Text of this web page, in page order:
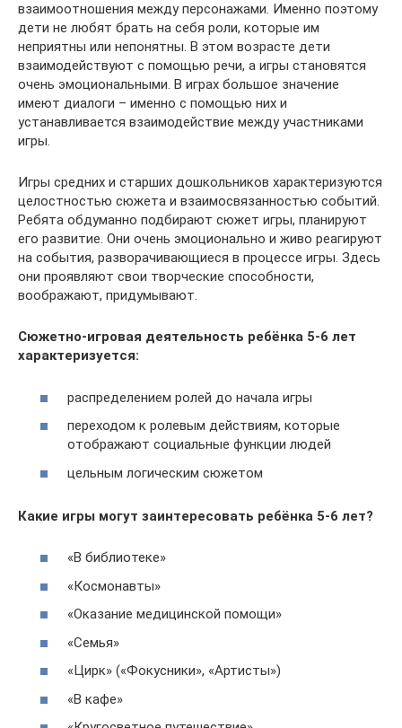
взаимоотношения между персонажами. Именно поэтому
дети не любят брать на себя роли, которые им
неприятны или непонятны. В этом возрасте дети
взаимодействуют с помощью речи, а игры становятся
очень эмоциональными. В играх большое значение
имеют диалоги – именно с помощью них и
устанавливается взаимодействие между участниками
игры.
Игры средних и старших дошкольников характеризуются
целостностью сюжета и взаимосвязанностью событий.
Ребята обдуманно подбирают сюжет игры, планируют
его развитие. Они очень эмоционально и живо реагируют
на события, разворачивающиеся в процессе игры. Здесь
они проявляют свои творческие способности,
воображают, придумывают.
Сюжетно-игровая деятельность ребёнка 5-6 лет
характеризуется:
распределением ролей до начала игры
переходом к ролевым действиям, которые
отображают социальные функции людей
цельным логическим сюжетом
Какие игры могут заинтересовать ребёнка 5-6 лет?
«В библиотеке»
«Космонавты»
«Оказание медицинской помощи»
«Семья»
«Цирк» («Фокусники», «Артисты»)
«В кафе»